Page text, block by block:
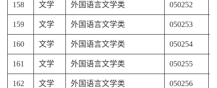
158 文学 外国语言文学类 050252
159 文学 外国语言文学类 050253
160 文学 外国语言文学类 050254
161 文学 外国语言文学类 050255
162 文学 外国语言文学类 050256